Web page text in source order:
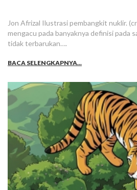
Jon Afrizal Ilustrasi pembangkit nuklir.
mengacu pada banyaknya definisi pada
tidak terbarukan….
BACA SELENGKAPNYA...